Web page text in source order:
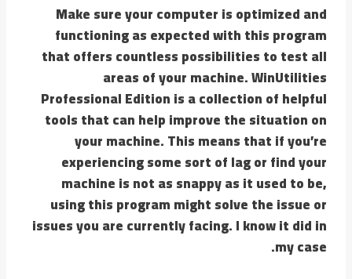
Make sure your computer is optimized and
functioning as expected with this program
that offers countless possibilities to test all
areas of your machine. WinUtilities
Professional Edition is a collection of helpful
tools that can help improve the situation on
your machine. This means that if you’re
experiencing some sort of lag or find your
machine is not as snappy as it used to be,
using this program might solve the issue or
issues you are currently facing. I know it did in
my case.